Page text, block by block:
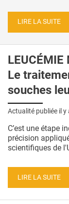
LIRE LA SUITE
LEUCÉMIE
Le
souches
Actualité publiée il y
C’est une étape
précision
scientifiques de
LIRE LA SUITE